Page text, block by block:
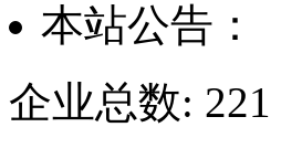
本站公告：
企业总数: 221